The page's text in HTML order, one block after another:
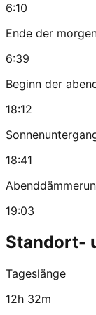
6:10
Ende der
6:39
Beginn der
18:12
18:41
19:03
Standort-
Tageslänge
12h 32m